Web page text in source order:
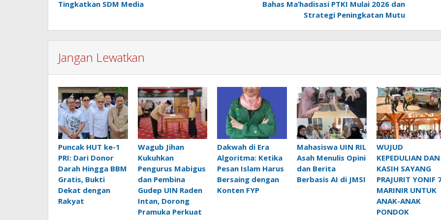
Tingkatkan SDM Media
Bahas Ma’hadisasi PTKI Mulai 2026 dan
Strategi Peningkatan Mutu
Jangan Lewatkan
Puncak HUT ke-1
PRI: Dari Donor
Darah Hingga BBM
Gratis, Bukti
Dekat dengan
Rakyat
Wagub Jihan
Kukuhkan
Pengurus Mabigus
dan Pembina
Gudep UIN Raden
Intan, Dorong
Pramuka Perkuat
Dakwah di Era
Algoritma: Ketika
Pesan Islam Harus
Bersaing dengan
Konten FYP
Mahasiswa UIN RIL
Asah Menulis Opini
dan Berita
Berbasis AI di JMSI
WUJUD
KEPEDULIAN DAN
KASIH SAYANG
PRAJURIT YONIF
MARINIR UNTUK
ANAK-ANAK
PONDOK